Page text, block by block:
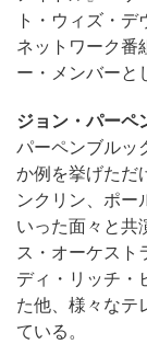
ト・ウィズ・
ネットワーク番
ー・メンバーと
ジョン・パーペ
パーペンブルッ
か例を挙げただ
ンクリン、ポー
いった面々と共
ス・オーケスト
ディ・リッチ・
た他、様々なテ
ている。